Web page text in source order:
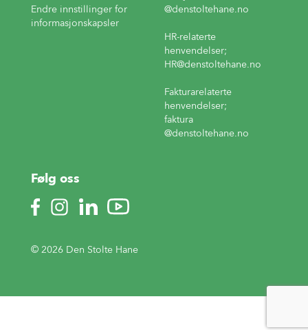
Endre innstillinger for
informasjonskapsler
@denstoltehane.no
HR-relaterte
henvendelser;
HR@denstoltehane.no
Fakturarelaterte
henvendelser;
faktura
@denstoltehane.no
Følg oss
© 2026 Den Stolte Hane